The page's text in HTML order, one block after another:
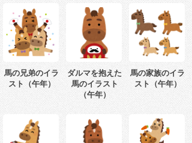
馬の兄弟のイラ
スト（午年）
ダルマを抱えた
馬のイラスト
（午年）
馬の家族のイラ
スト（午年）